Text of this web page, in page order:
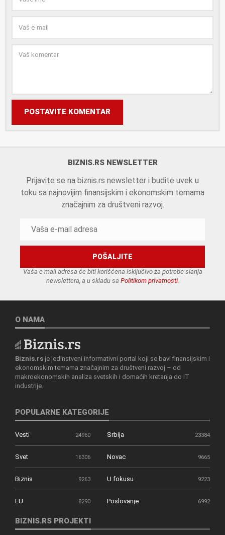
POSTAVITE KOMENTAR
BIZNIS.RS NEWSLETTER
Prijavite se na biznis.rs newsletter i budite uvek u
toku sa najnovijim finansijskim i ekonomskim temama
značajnim za društveni razvoj.
Vaša e-mail adresa će biti korišćena isključivo za potrebe slanja
newslettera, a u skladu sa Politikom privatnosti.
O NAMA
Biznis.rs je jedinstveni informativni portal koji se bavi finansijskim i
ekonomskim temama značajnim za društveni razvoj – od
makroekonomskih analiza svetskih i domaćih kretanja do IT
industrije.
POPULARNE KATEGORIJE
Vesti 24960 Srbija 23384
Svet 16306 Novac 9665
Biznis 9263 U fokusu 9223
EU 8290 Poslovanje 6992
BIZNIS.RS PROJEKTI